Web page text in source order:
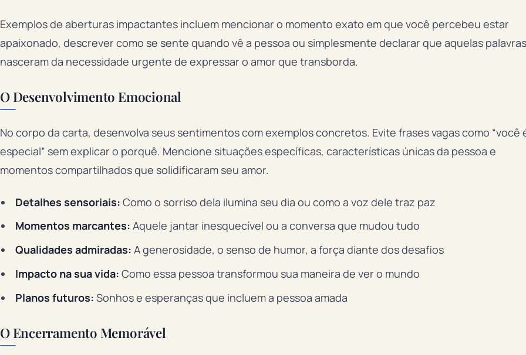
Exemplos de aberturas impactantes incluem mencionar o momento exato em que você percebeu estar
apaixonado, descrever como se sente quando vê a pessoa ou simplesmente declarar que aquelas palavras
nasceram da necessidade urgente de expressar o amor que transborda.
O Desenvolvimento Emocional
No corpo da carta, desenvolva seus sentimentos com exemplos concretos. Evite frases vagas como “você
especial” sem explicar o porquê. Mencione situações específicas, características únicas da pessoa e
momentos compartilhados que solidificaram seu amor.
Detalhes sensoriais: Como o sorriso dela ilumina seu dia ou como a voz dele traz paz
Momentos marcantes: Aquele jantar inesquecível ou a conversa que mudou tudo
Qualidades admiradas: A generosidade, o senso de humor, a força diante dos desafios
Impacto na sua vida: Como essa pessoa transformou sua maneira de ver o mundo
Planos futuros: Sonhos e esperanças que incluem a pessoa amada
O Encerramento Memorável